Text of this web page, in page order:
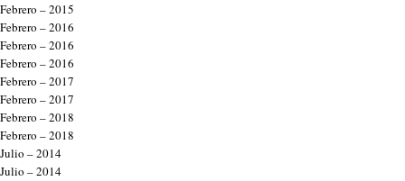
Febrero – 2015
Febrero – 2016
Febrero – 2016
Febrero – 2016
Febrero – 2017
Febrero – 2017
Febrero – 2018
Febrero – 2018
Julio – 2014
Julio – 2014